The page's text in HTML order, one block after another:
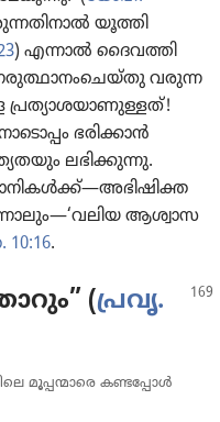
യൂത്തി​
) എന്നാൽ ദൈവ​ത്തി​
വരുന്ന​
പ്രത്യാ​ശ​യാ​ണു​ള്ളത്‌!
ഭരിക്കാൻ
ലഭിക്കു​ന്നു.
ആശ്വാ​സ​
.
(പ്രവൃ.
മൂപ്പന്മാ​രെ കണ്ടപ്പോൾ